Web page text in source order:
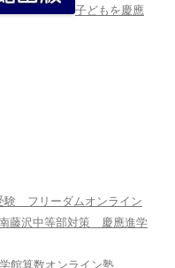
子どもを慶應
験 フリーダムオンライン
藤沢中等部対策 慶應進学
館算数オンライン塾